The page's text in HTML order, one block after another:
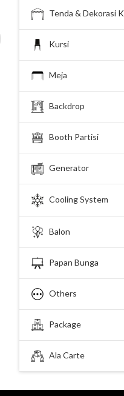
Tenda & Dekorasi
Kursi
Meja
Backdrop
Booth Partisi
Generator
Cooling System
Balon
Papan Bunga
Others
Package
Ala Carte